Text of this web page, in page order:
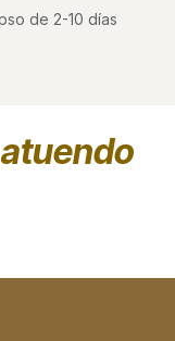
de 2-10 días